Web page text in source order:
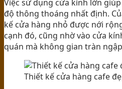
Việc sử dụng cửa kính lớn
độ thông thoáng nhất định.
kế cửa hàng nhỏ được nới
cạnh đó, cũng nhờ vào cửa
quán mà không gian tràn
Thiết kế cửa hàng cafe